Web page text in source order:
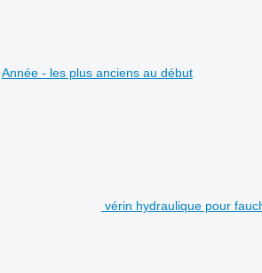
Année - les plus anciens au début
vérin hydraulique pour